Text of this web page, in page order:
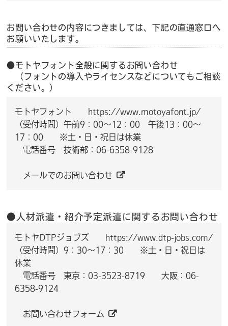
お問い合わせの内容につきましては、下記の直通窓口へ
お願いいたします。
●モトヤフォント全般に関するお問い合わせ
（フォントの導入やライセンスなどについてもご相談
ください。）
モトヤフォント https://www.motoyafont.jp/
（受付時間）午前9：00～12：00 午後13：00～
17：00 ※土・日・祝日は休業
電話番号 技術部：06-6358-9128
メールでのお問い合わせ
●人材派遣・紹介予定派遣に関するお問い合わせ
モトヤDTPジョブズ https://www.dtp-jobs.com/
（受付時間）9：30～17：30 ※土・日・祝日は
休業
電話番号 東京：03-3523-8719 大阪：06-
6358-9124
お問い合わせフォーム